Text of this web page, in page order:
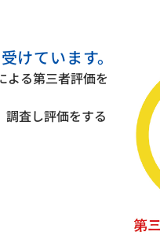
けています。
よる第三者評価を
査し評価をする